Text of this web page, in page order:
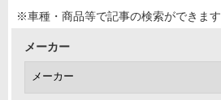
※車種・商品等で記事の検索ができます
メーカー